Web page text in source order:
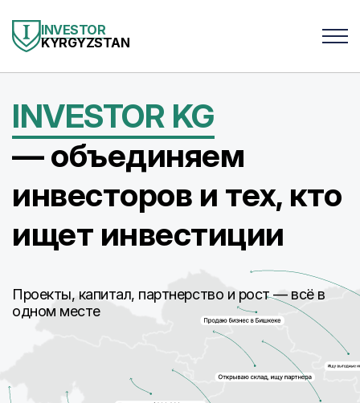
INVESTOR
KYRGYZSTAN
INVESTOR KG
— объединяем
инвесторов и тех, кто
ищет инвестиции
Проекты, капитал, партнерство и рост — всё в
одном месте